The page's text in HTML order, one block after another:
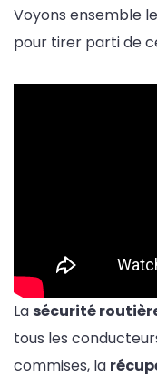
Voyons ensemble
pour tirer parti de
La sécurité
tous les
commises, la